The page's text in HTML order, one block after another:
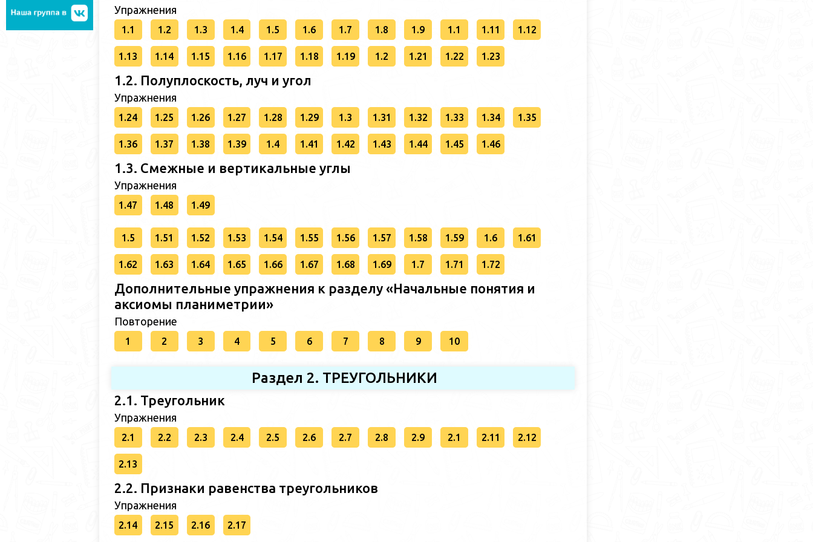
Упражнения
1.1 1.2 1.3 1.4 1.5 1.6 1.7 1.8 1.9 1.1 1.11 1.12
1.13 1.14 1.15 1.16 1.17 1.18 1.19 1.2 1.21 1.22 1.23
1.2. Полуплоскость, луч и угол
Упражнения
1.24 1.25 1.26 1.27 1.28 1.29 1.3 1.31 1.32 1.33 1.34 1.35
1.36 1.37 1.38 1.39 1.4 1.41 1.42 1.43 1.44 1.45 1.46
1.3. Смежные и вертикальные углы
Упражнения
1.47 1.48 1.49
1.5 1.51 1.52 1.53 1.54 1.55 1.56 1.57 1.58 1.59 1.6 1.61
1.62 1.63 1.64 1.65 1.66 1.67 1.68 1.69 1.7 1.71 1.72
Дополнительные упражнения к разделу «Начальные понятия и
аксиомы планиметрии»
Повторение
1 2 3 4 5 6 7 8 9 10
Раздел 2. ТРЕУГОЛЬНИКИ
2.1. Треугольник
Упражнения
2.1 2.2 2.3 2.4 2.5 2.6 2.7 2.8 2.9 2.1 2.11 2.12
2.13
2.2. Признаки равенства треугольников
Упражнения
2.14 2.15 2.16 2.17